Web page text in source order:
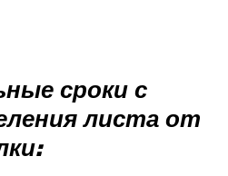
сроки с
листа от